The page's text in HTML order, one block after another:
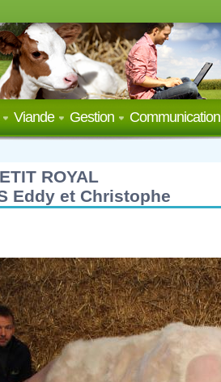
Communication
Gestion
Viande
ROYAL
Eddy et Christophe